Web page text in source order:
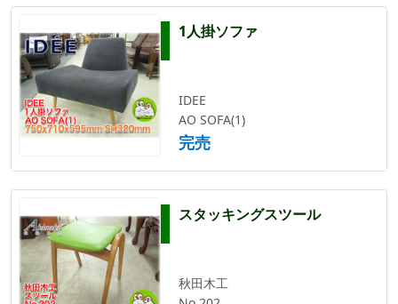
1人掛ソファ
IDEE
AO SOFA(1)
完売
スタッキングスツール
秋田木工